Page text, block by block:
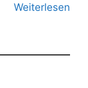
Weiterlesen